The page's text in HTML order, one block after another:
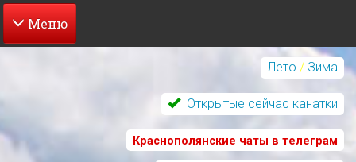
Перейти
содержанию
Лето / Зима
Открытые сейчас канатки
Краснополянские чаты в телеграм